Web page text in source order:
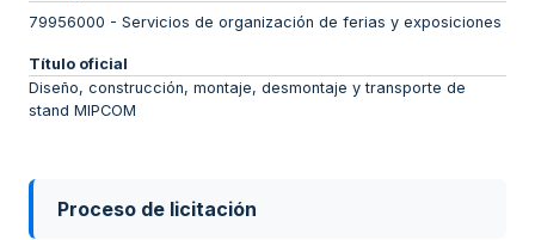
79956000 - Servicios de organización de ferias y exposiciones
Título oficial
Diseño, construcción, montaje, desmontaje y transporte de
stand MIPCOM
Proceso de licitación